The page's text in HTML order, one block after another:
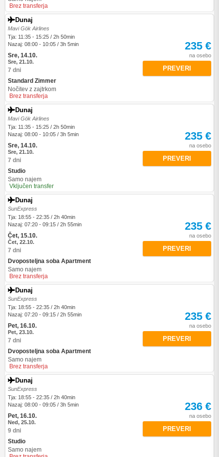
Brez transferja
Dunaj
Mavi Gök Airlines
Tja: 11:35 - 15:25 / 2h 50min
Nazaj: 08:00 - 10:05 / 3h 5min
Sre, 14.10.
Sre, 21.10.
7 dni
Standard Zimmer
Nočitev z zajtrkom
Brez transferja
235 €
na osebo
PREVERI
Dunaj
Mavi Gök Airlines
Tja: 11:35 - 15:25 / 2h 50min
Nazaj: 08:00 - 10:05 / 3h 5min
Sre, 14.10.
Sre, 21.10.
7 dni
Studio
Samo najem
Vključen transfer
235 €
na osebo
PREVERI
Dunaj
SunExpress
Tja: 18:55 - 22:35 / 2h 40min
Nazaj: 07:20 - 09:15 / 2h 55min
Čet, 15.10.
Čet, 22.10.
7 dni
Dvoposteljna soba Apartment
Samo najem
Brez transferja
235 €
na osebo
PREVERI
Dunaj
SunExpress
Tja: 18:55 - 22:35 / 2h 40min
Nazaj: 07:20 - 09:15 / 2h 55min
Pet, 16.10.
Pet, 23.10.
7 dni
Dvoposteljna soba Apartment
Samo najem
Brez transferja
235 €
na osebo
PREVERI
Dunaj
SunExpress
Tja: 18:55 - 22:35 / 2h 40min
Nazaj: 08:00 - 09:05 / 3h 5min
Pet, 16.10.
Ned, 25.10.
9 dni
Studio
Samo najem
236 €
na osebo
PREVERI